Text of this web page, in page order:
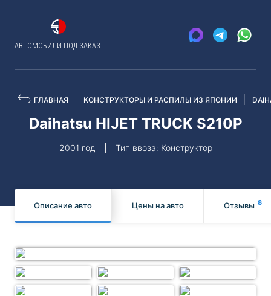
АВТОМОБИЛИ ПОД ЗАКАЗ
ГЛАВНАЯ КОНСТРУКТОРЫ И РАСПИЛЫ ИЗ ЯПОНИИ
Daihatsu HIJET TRUCK S210P
2001 год Тип ввоза: Конструктор
Описание авто Цены на авто Отзывы 8